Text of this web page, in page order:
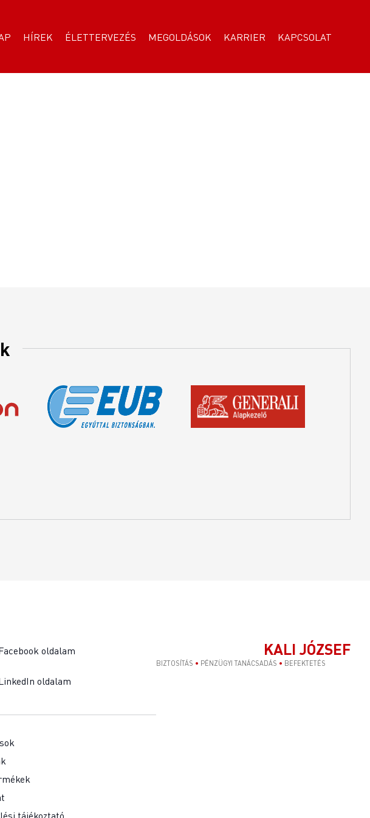
HÍREK ÉLETTERVEZÉS MEGOLDÁSOK KARRIER KAPCSOLAT
oldalam
oldalam
tájékoztató
KALI JÓZSEF
BIZTOSÍTÁS • PÉNZÜGYI TANÁCSADÁS • BEFEKTETÉS